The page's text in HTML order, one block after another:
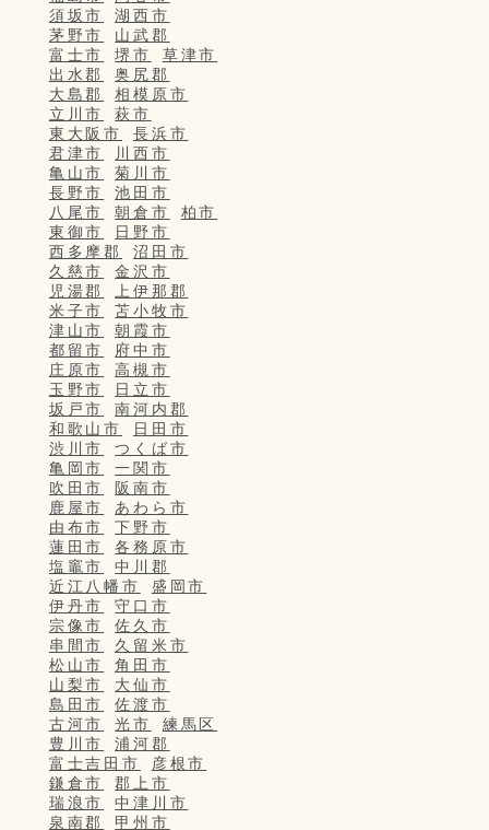
須坂市
湖西市
茅野市
山武郡
富士市
堺市
草津市
出水郡
奥尻郡
大島郡
相模原市
立川市
萩市
東大阪市
長浜市
君津市
川西市
亀山市
菊川市
長野市
池田市
八尾市
朝倉市
柏市
東御市
日野市
西多摩郡
沼田市
久慈市
金沢市
児湯郡
上伊那郡
米子市
苫小牧市
津山市
朝霞市
都留市
府中市
庄原市
高槻市
玉野市
日立市
坂戸市
南河内郡
和歌山市
日田市
渋川市
つくば市
亀岡市
一関市
吹田市
阪南市
鹿屋市
あわら市
由布市
下野市
蓮田市
各務原市
塩竈市
中川郡
近江八幡市
盛岡市
伊丹市
守口市
宗像市
佐久市
串間市
久留米市
松山市
角田市
山梨市
大仙市
島田市
佐渡市
古河市
光市
練馬区
豊川市
浦河郡
富士吉田市
彦根市
鎌倉市
郡上市
瑞浪市
中津川市
泉南郡
甲州市